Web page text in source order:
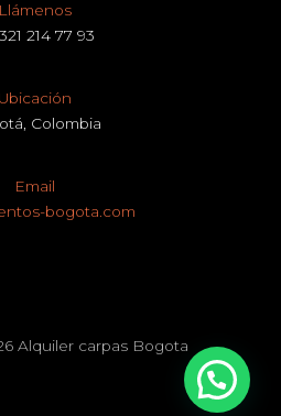
Llámenos
214 77 93
Ubicación
Colombia
Email
bogota.com
Alquiler carpas Bogota